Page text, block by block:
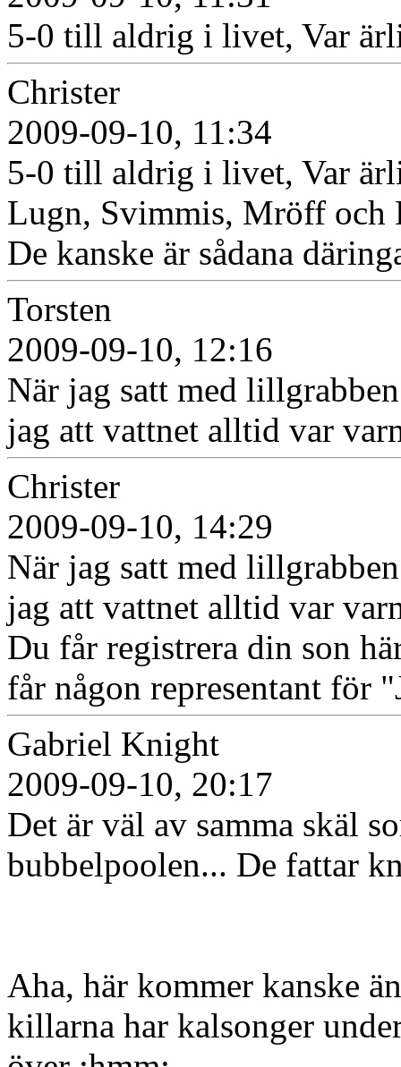
5-0 till aldrig i livet, Var
Christer
2009-09-10, 11:34
5-0 till aldrig i livet, Var
Lugn, Svimmis, Mröff och
De kanske är sådana
Torsten
2009-09-10, 12:16
När jag satt med
jag att vattnet alltid var
Christer
2009-09-10, 14:29
När jag satt med
jag att vattnet alltid var
Du får registrera din son
får någon representant för
Gabriel Knight
2009-09-10, 20:17
Det är väl av samma skäl
bubbelpoolen... De fattar
Aha, här kommer kanske
killarna har kalsonger